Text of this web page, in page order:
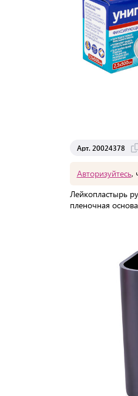
Арт. 20024378
Авторизуйтесь,
Лейкопластырь
пленочная
Доставка